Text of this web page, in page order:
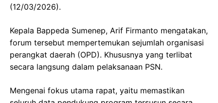
(12/03/2026).
Kepala Bappeda Sumenep, Arif Firmanto mengatakan,
forum tersebut mempertemukan sejumlah organisasi
perangkat daerah (OPD). Khususnya yang terlibat
secara langsung dalam pelaksanaan PSN.
Mengenai fokus utama rapat, yaitu memastikan